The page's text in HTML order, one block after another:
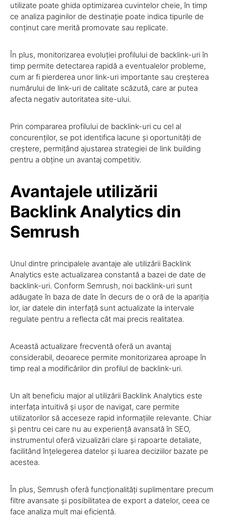
utilizate poate ghida optimizarea cuvintelor cheie, în timp
ce analiza paginilor de destinație poate indica tipurile de
conținut care merită promovate sau replicate.
În plus, monitorizarea evoluției profilului de backlink-uri în
timp permite detectarea rapidă a eventualelor probleme,
cum ar fi pierderea unor link-uri importante sau creșterea
numărului de link-uri de calitate scăzută, care ar putea
afecta negativ autoritatea site-ului.
Prin compararea profilului de backlink-uri cu cel al
concurenților, se pot identifica lacune și oportunități de
creștere, permițând ajustarea strategiei de link building
pentru a obține un avantaj competitiv.
Avantajele utilizării
Backlink Analytics din
Semrush
Unul dintre principalele avantaje ale utilizării Backlink
Analytics este actualizarea constantă a bazei de date de
backlink-uri. Conform Semrush, noi backlink-uri sunt
adăugate în baza de date în decurs de o oră de la apariția
lor, iar datele din interfață sunt actualizate la intervale
regulate pentru a reflecta cât mai precis realitatea.
Această actualizare frecventă oferă un avantaj
considerabil, deoarece permite monitorizarea aproape în
timp real a modificărilor din profilul de backlink-uri.
Un alt beneficiu major al utilizării Backlink Analytics este
interfața intuitivă și ușor de navigat, care permite
utilizatorilor să acceseze rapid informațiile relevante. Chiar
și pentru cei care nu au experiență avansată în SEO,
instrumentul oferă vizualizări clare și rapoarte detaliate,
facilitând înțelegerea datelor și luarea deciziilor bazate pe
acestea.
În plus, Semrush oferă funcționalități suplimentare precum
filtre avansate și posibilitatea de export a datelor, ceea ce
face analiza mult mai eficientă.